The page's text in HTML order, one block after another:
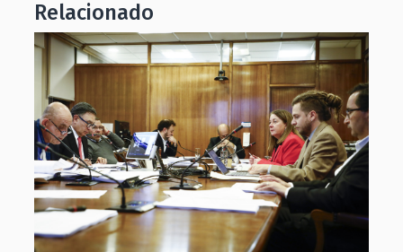
Relacionado